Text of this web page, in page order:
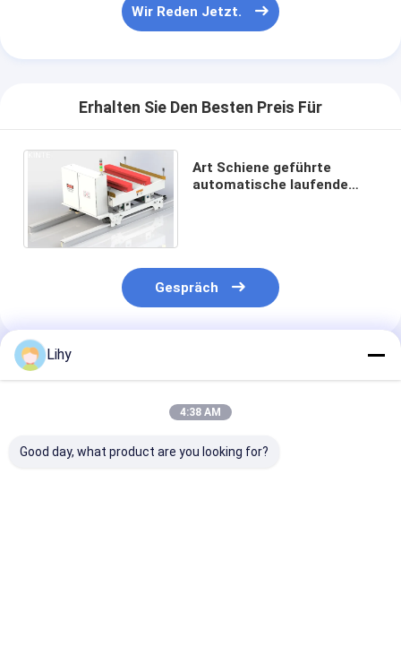
Lagershuttlesystem
WMS WCS
Lager-Aufzug
Schiene geführtes Fahrzeug
Amr Autonomous Mobile Robots
Wir Reden Jetzt.
Erhalten Sie Den Besten Preis Für
Art Schiene geführte
automatische laufende
Gespräch
Empfohlene Produkte
Lihy
4:38 AM
Good day, what product are you looking for?